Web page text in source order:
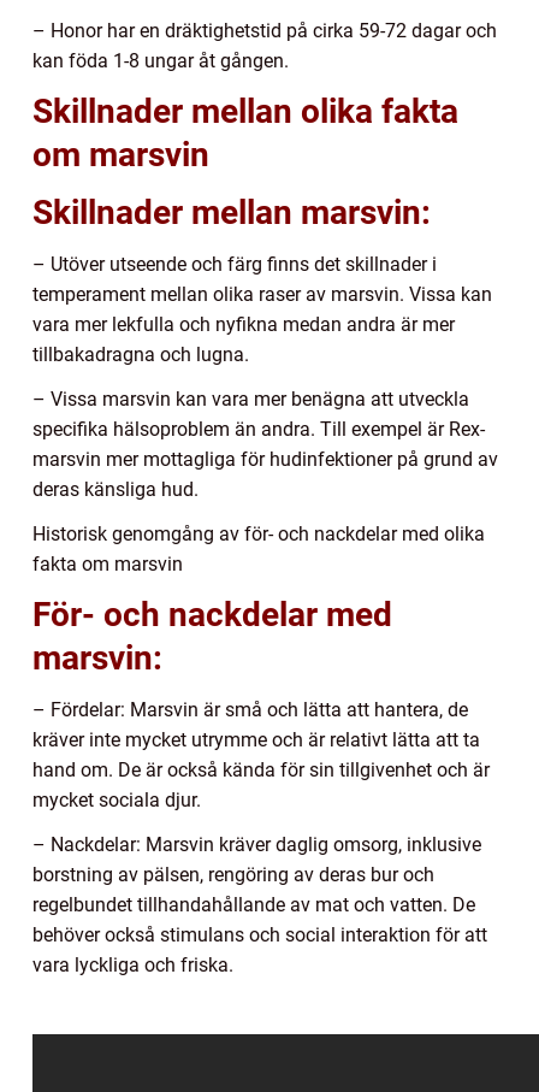
– Honor har en dräktighetstid på cirka 59-72 dagar och
kan föda 1-8 ungar åt gången.
Skillnader mellan olika fakta
om marsvin
Skillnader mellan marsvin:
– Utöver utseende och färg finns det skillnader i
temperament mellan olika raser av marsvin. Vissa kan
vara mer lekfulla och nyfikna medan andra är mer
tillbakadragna och lugna.
– Vissa marsvin kan vara mer benägna att utveckla
specifika hälsoproblem än andra. Till exempel är Rex-
marsvin mer mottagliga för hudinfektioner på grund av
deras känsliga hud.
Historisk genomgång av för- och nackdelar med olika
fakta om marsvin
För- och nackdelar med
marsvin:
– Fördelar: Marsvin är små och lätta att hantera, de
kräver inte mycket utrymme och är relativt lätta att ta
hand om. De är också kända för sin tillgivenhet och är
mycket sociala djur.
– Nackdelar: Marsvin kräver daglig omsorg, inklusive
borstning av pälsen, rengöring av deras bur och
regelbundet tillhandahållande av mat och vatten. De
behöver också stimulans och social interaktion för att
vara lyckliga och friska.